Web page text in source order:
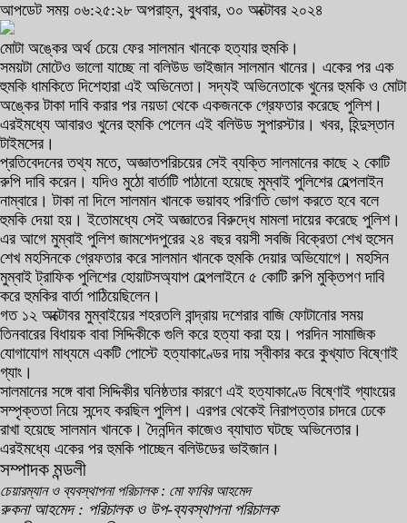
আপডেট সময় ০৬:২৫:২৮ অপরাহ্ন, বুধবার, ৩০ অক্টোবর ২০২৪
মোটা অঙ্কের অর্থ চেয়ে ফের সালমান খানকে হত্যার হুমকি।
সময়টা মোটেও ভালো যাচ্ছে না বলিউড ভাইজান সালমান খানের। একের পর এক
হুমকি ধামকিতে দিশেহারা এই অভিনেতা। সদ্যই অভিনেতাকে খুনের হুমকি ও মোটা
অঙ্কের টাকা দাবি করার পর নয়ডা থেকে একজনকে গ্রেফতার করেছে পুলিশ।
এরইমধ্যে আবারও খুনের হুমকি পেলেন এই বলিউড সুপারস্টার। খবর, হিন্দুস্তান
টাইমসের।
প্রতিবেদনের তথ্য মতে, অজ্ঞাতপরিচয়ের সেই ব্যক্তি সালমানের কাছে ২ কোটি
রুপি দাবি করেন। যদিও মুঠো বার্তাটি পাঠানো হয়েছে মুম্বাই পুলিশের হেল্পলাইন
নাম্বারে। টাকা না দিলে সালমান খানকে ভয়াবহ পরিণতি ভোগ করতে হবে বলে
হুমকি দেয়া হয়। ইতোমধ্যে সেই অজ্ঞাতের বিরুদ্ধে মামলা দায়ের করেছে পুলিশ।
এর আগে মুম্বাই পুলিশ জামশেদপুরের ২৪ বছর বয়সী সবজি বিক্রেতা শেখ হুসেন
শেখ মহসিনকে গ্রেফতার করে সালমান খানকে হুমকি দেয়ার অভিযোগে। মহসিন
মুম্বাই ট্রাফিক পুলিশের হোয়াটসঅ্যাপ হেল্পলাইনে ৫ কোটি রুপি মুক্তিপণ দাবি
করে হুমকির বার্তা পাঠিয়েছিলেন।
গত ১২ অক্টোবর মুম্বাইয়ের শহরতলি বান্দ্রায় দশেরার বাজি ফোটানোর সময়
তিনবারের বিধায়ক বাবা সিদ্দিকীকে গুলি করে হত্যা করা হয়। পরদিন সামাজিক
যোগাযোগ মাধ্যমে একটি পোস্টে হত্যাকাণ্ডের দায় স্বীকার করে কুখ্যাত বিষ্ণোই
গ্যাং।
সালমানের সঙ্গে বাবা সিদ্দিকীর ঘনিষ্ঠতার কারণে এই হত্যাকাণ্ডে বিষ্ণোই গ্যাংয়ের
সম্পৃক্ততা নিয়ে সন্দেহ করছিল পুলিশ। এরপর থেকেই নিরাপত্তার চাদরে ঢেকে
রাখা হয়েছে সালমান খানকে। দৈনন্দিন কাজেও ব্যাঘাত ঘটছে অভিনেতার।
এরইমধ্যে একের পর হুমকি পাচ্ছেন বলিউডের ভাইজান।
সম্পাদক মন্ডলী
চেয়ারম্যান ও ব্যবস্থাপনা পরিচালক : মো ফাবির আহমেদ
রুকনা আহমেদ : পরিচালক ও উপ-ব্যবস্থাপনা পরিচালক